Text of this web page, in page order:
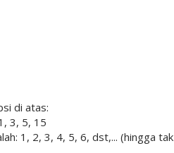
di atas:
3, 5, 15
1, 2, 3, 4, 5, 6, dst,... (hingga tak